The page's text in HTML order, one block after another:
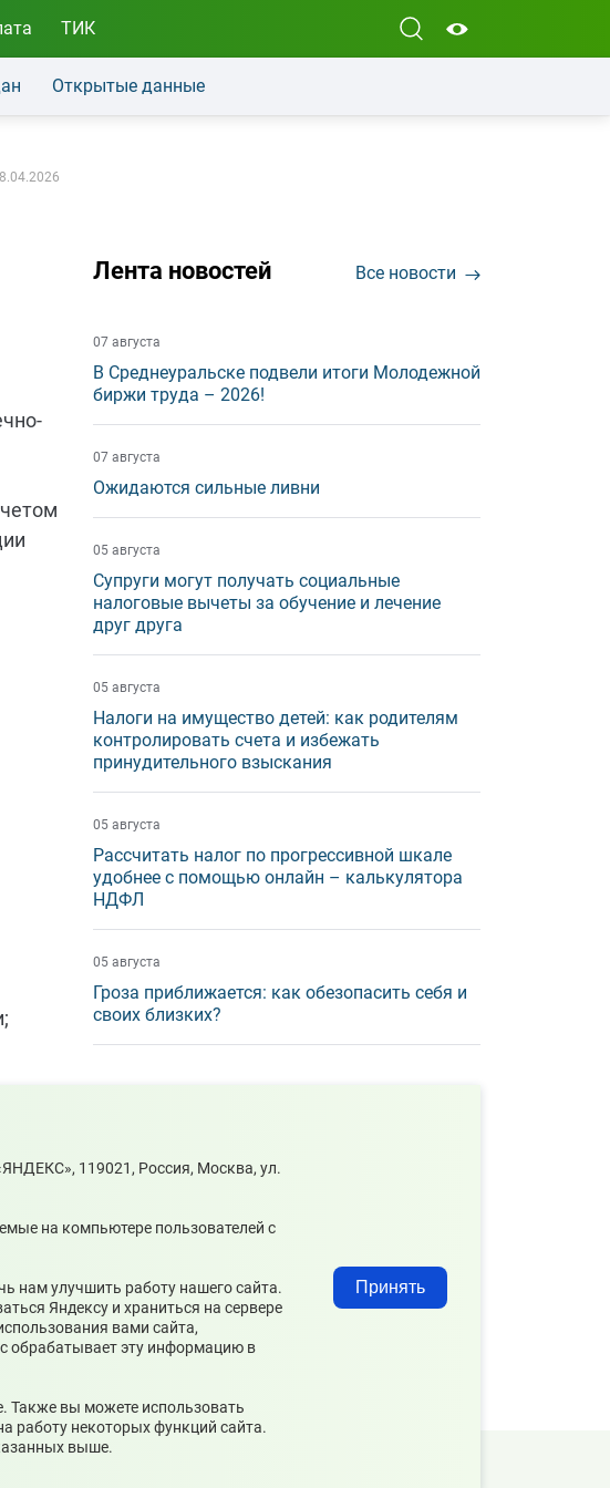
ТИК
Открытые данные
01-
Лента новостей Все новости
07 августа
В Среднеуральске подвели итоги Молодежной
биржи труда – 2026!
07 августа
Ожидаются сильные ливни
05 августа
Супруги могут получать социальные
налоговые вычеты за обучение и лечение
друг друга
05 августа
Налоги на имущество детей: как родителям
контролировать счета и избежать
принудительного взыскания
05 августа
Рассчитать налог по прогрессивной шкале
удобнее с помощью онлайн – калькулятора
НДФЛ
05 августа
Гроза приближается: как обезопасить себя и
своих близких?
119021, Россия, Москва, ул.
на компьютере пользователей с
нам улучшить работу нашего сайта.
Яндексу и храниться на сервере
вами сайта,
обрабатывает эту информацию в
Также вы можете использовать
работу некоторых функций сайта.
выше.
Принять